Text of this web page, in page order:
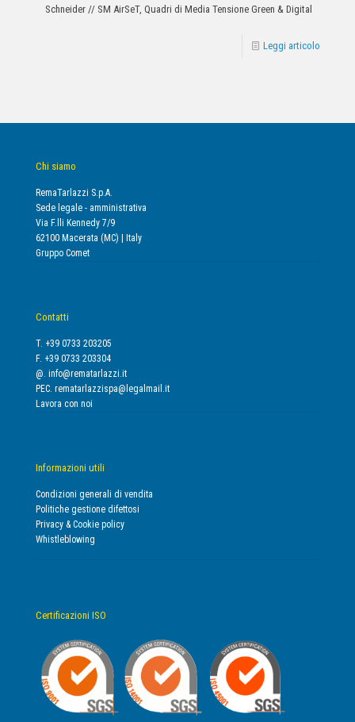
Schneider // SM AirSeT, Quadri di Media Tensione Green & Digital
Leggi articolo
Chi siamo
RemaTarlazzi S.p.A.
Sede legale - amministrativa
Via F.lli Kennedy 7/9
62100 Macerata (MC) | Italy
Gruppo Comet
Contatti
T. +39 0733 203205
F. +39 0733 203304
@. info@rematarlazzi.it
PEC. rematarlazzispa@legalmail.it
Lavora con noi
Informazioni utili
Condizioni generali di vendita
Politiche gestione difettosi
Privacy & Cookie policy
Whistleblowing
Certificazioni ISO